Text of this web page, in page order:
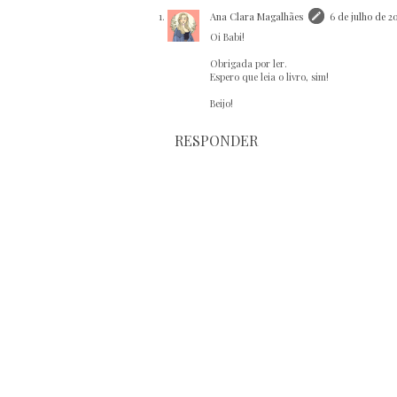
Ana Clara Magalhães
6 de julho de
Oi Babi!
Obrigada por ler.
Espero que leia o livro, sim!
Beijo!
RESPONDER